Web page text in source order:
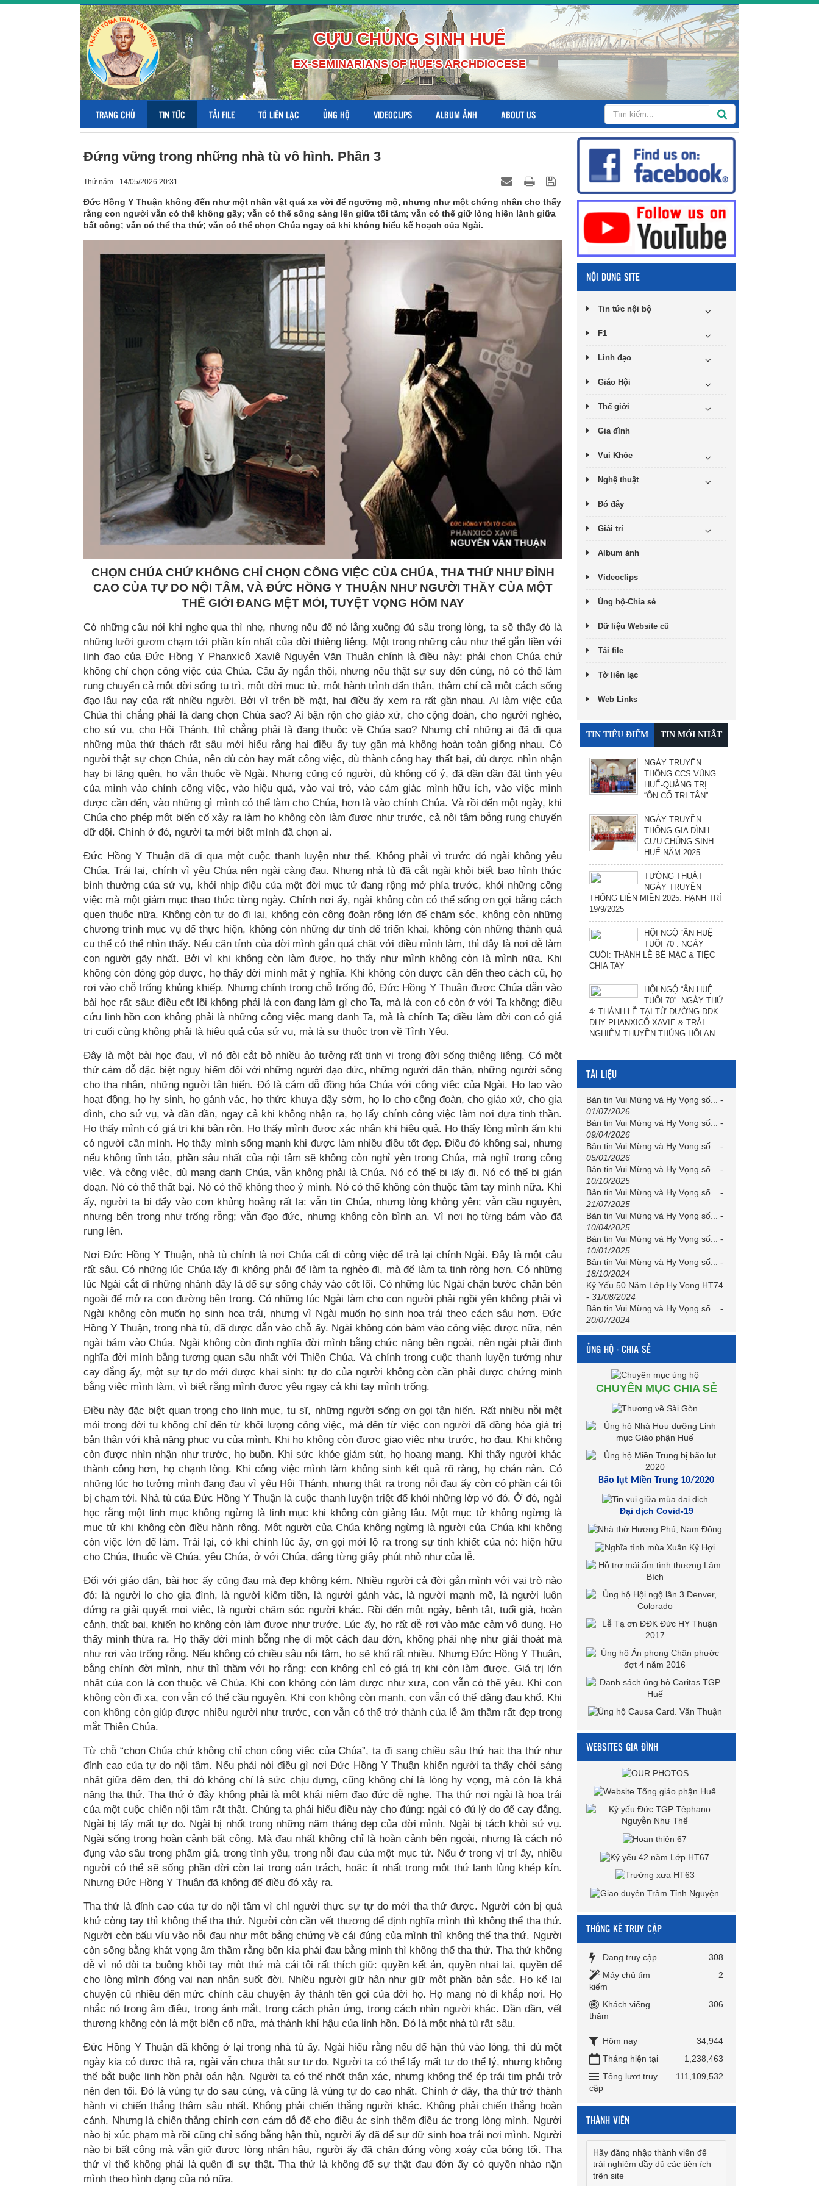
CỰU CHỦNG SINH HUẾ
EX-SEMINARIANS OF HUE'S ARCHDIOCESE
TRANG CHỦ TIN TỨC TẢI FILE TỜ LIÊN LẠC ỦNG HỘ VIDEOCLIPS ALBUM ẢNH ABOUT US
Đứng vững trong những nhà tù vô hình. Phần 3
Thứ năm - 14/05/2026 20:31
Đức Hồng Y Thuận không đến như một nhân vật quá xa vời để ngưỡng mộ, nhưng như một chứng nhân cho thấy
rằng con người vẫn có thể không gãy; vẫn có thể sống sáng lên giữa tối tăm; vẫn có thể giữ lòng hiền lành giữa
bất công; vẫn có thể tha thứ; vẫn có thể chọn Chúa ngay cả khi không hiểu kế hoạch của Ngài.
CHỌN CHÚA CHỨ KHÔNG CHỈ CHỌN CÔNG VIỆC CỦA CHÚA, THA THỨ NHƯ ĐỈNH
CAO CỦA TỰ DO NỘI TÂM, VÀ ĐỨC HỒNG Y THUẬN NHƯ NGƯỜI THẦY CỦA MỘT
THẾ GIỚI ĐANG MỆT MỎI, TUYỆT VỌNG HÔM NAY
Có những câu nói khi nghe qua thì nhẹ, nhưng nếu để nó lắng xuống đủ sâu trong lòng, ta sẽ thấy đó là
những lưỡi gươm chạm tới phần kín nhất của đời thiêng liêng. Một trong những câu như thế gắn liền với
linh đạo của Đức Hồng Y Phanxicô Xaviê Nguyễn Văn Thuận chính là điều này: phải chọn Chúa chứ
không chỉ chọn công việc của Chúa. Câu ấy ngắn thôi, nhưng nếu thật sự suy đến cùng, nó có thể làm
rung chuyển cả một đời sống tu trì, một đời mục tử, một hành trình dấn thân, thậm chí cả một cách sống
đạo lâu nay của rất nhiều người. Bởi vì trên bề mặt, hai điều ấy xem ra rất gần nhau. Ai làm việc của
Chúa thì chẳng phải là đang chọn Chúa sao? Ai bận rộn cho giáo xứ, cho cộng đoàn, cho người nghèo,
cho sứ vụ, cho Hội Thánh, thì chẳng phải là đang thuộc về Chúa sao? Nhưng chỉ những ai đã đi qua
những mùa thử thách rất sâu mới hiểu rằng hai điều ấy tuy gần mà không hoàn toàn giống nhau. Có
người thật sự chọn Chúa, nên dù còn hay mất công việc, dù thành công hay thất bại, dù được nhìn nhận
hay bị lãng quên, họ vẫn thuộc về Ngài. Nhưng cũng có người, dù không cố ý, đã dần dần đặt tình yêu
của mình vào chính công việc, vào hiệu quả, vào vai trò, vào cảm giác mình hữu ích, vào việc mình
được cần đến, vào những gì mình có thể làm cho Chúa, hơn là vào chính Chúa. Và rồi đến một ngày, khi
Chúa cho phép một biến cố xảy ra làm họ không còn làm được như trước, cả nội tâm bỗng rung chuyển
dữ dội. Chính ở đó, người ta mới biết mình đã chọn ai.
Đức Hồng Y Thuận đã đi qua một cuộc thanh luyện như thế. Không phải vì trước đó ngài không yêu
Chúa. Trái lại, chính vì yêu Chúa nên ngài càng đau. Nhưng nhà tù đã cắt ngài khỏi biết bao hình thức
bình thường của sứ vụ, khỏi nhịp điệu của một đời mục tử đang rộng mở phía trước, khỏi những công
việc mà một giám mục thao thức từng ngày. Chính nơi ấy, ngài không còn có thể sống ơn gọi bằng cách
quen thuộc nữa. Không còn tự do đi lại, không còn cộng đoàn rộng lớn để chăm sóc, không còn những
chương trình mục vụ để thực hiện, không còn những dự tính để triển khai, không còn những thành quả
cụ thể có thể nhìn thấy. Nếu căn tính của đời mình gắn quá chặt với điều mình làm, thì đây là nơi dễ làm
con người gãy nhất. Bởi vì khi không còn làm được, họ thấy như mình không còn là mình nữa. Khi
không còn đóng góp được, họ thấy đời mình mất ý nghĩa. Khi không còn được cần đến theo cách cũ, họ
rơi vào chỗ trống khủng khiếp. Nhưng chính trong chỗ trống đó, Đức Hồng Y Thuận được Chúa dẫn vào
bài học rất sâu: điều cốt lõi không phải là con đang làm gì cho Ta, mà là con có còn ở với Ta không; điều
cứu linh hồn con không phải là những công việc mang danh Ta, mà là chính Ta; điều làm đời con có giá
trị cuối cùng không phải là hiệu quả của sứ vụ, mà là sự thuộc trọn về Tình Yêu.
Đây là một bài học đau, vì nó đòi cắt bỏ nhiều ảo tưởng rất tinh vi trong đời sống thiêng liêng. Có một
thứ cám dỗ đặc biệt nguy hiểm đối với những người đạo đức, những người dấn thân, những người sống
cho tha nhân, những người tận hiến. Đó là cám dỗ đồng hóa Chúa với công việc của Ngài. Họ lao vào
hoạt động, họ hy sinh, họ gánh vác, họ thức khuya dậy sớm, họ lo cho cộng đoàn, cho giáo xứ, cho gia
đình, cho sứ vụ, và dần dần, ngay cả khi không nhận ra, họ lấy chính công việc làm nơi dựa tinh thần.
Họ thấy mình có giá trị khi bận rộn. Họ thấy mình được xác nhận khi hiệu quả. Họ thấy lòng mình ấm khi
có người cần mình. Họ thấy mình sống mạnh khi được làm nhiều điều tốt đẹp. Điều đó không sai, nhưng
nếu không tỉnh táo, phần sâu nhất của nội tâm sẽ không còn nghỉ yên trong Chúa, mà nghỉ trong công
việc. Và công việc, dù mang danh Chúa, vẫn không phải là Chúa. Nó có thể bị lấy đi. Nó có thể bị gián
đoạn. Nó có thể thất bại. Nó có thể không theo ý mình. Nó có thể không còn thuộc tầm tay mình nữa. Khi
ấy, người ta bị đẩy vào cơn khủng hoảng rất lạ: vẫn tin Chúa, nhưng lòng không yên; vẫn cầu nguyện,
nhưng bên trong như trống rỗng; vẫn đạo đức, nhưng không còn bình an. Vì nơi họ từng bám vào đã
rung lên.
Nơi Đức Hồng Y Thuận, nhà tù chính là nơi Chúa cất đi công việc để trả lại chính Ngài. Đây là một câu
rất sâu. Có những lúc Chúa lấy đi không phải để làm ta nghèo đi, mà để làm ta tinh ròng hơn. Có những
lúc Ngài cắt đi những nhánh đầy lá để sự sống chảy vào cốt lõi. Có những lúc Ngài chặn bước chân bên
ngoài để mở ra con đường bên trong. Có những lúc Ngài làm cho con người phải ngồi yên không phải vì
Ngài không còn muốn họ sinh hoa trái, nhưng vì Ngài muốn họ sinh hoa trái theo cách sâu hơn. Đức
Hồng Y Thuận, trong nhà tù, đã được dẫn vào chỗ ấy. Ngài không còn bám vào công việc được nữa, nên
ngài bám vào Chúa. Ngài không còn định nghĩa đời mình bằng chức năng bên ngoài, nên ngài phải định
nghĩa đời mình bằng tương quan sâu nhất với Thiên Chúa. Và chính trong cuộc thanh luyện tưởng như
cay đắng ấy, một sự tự do mới được khai sinh: tự do của người không còn cần phải được chứng minh
bằng việc mình làm, vì biết rằng mình được yêu ngay cả khi tay mình trống.
Điều này đặc biệt quan trọng cho linh mục, tu sĩ, những người sống ơn gọi tận hiến. Rất nhiều nỗi mệt
mỏi trong đời tu không chỉ đến từ khối lượng công việc, mà đến từ việc con người đã đồng hóa giá trị
bản thân với khả năng phục vụ của mình. Khi họ không còn được giao việc như trước, họ đau. Khi không
còn được nhìn nhận như trước, họ buồn. Khi sức khỏe giảm sút, họ hoang mang. Khi thấy người khác
thành công hơn, họ chạnh lòng. Khi công việc mình làm không sinh kết quả rõ ràng, họ chán nản. Có
những lúc họ tưởng mình đang đau vì yêu Hội Thánh, nhưng thật ra trong nỗi đau ấy còn có phần cái tôi
bị chạm tới. Nhà tù của Đức Hồng Y Thuận là cuộc thanh luyện triệt để khỏi những lớp vỏ đó. Ở đó, ngài
học rằng một linh mục không ngừng là linh mục khi không còn giảng lâu. Một mục tử không ngừng là
mục tử khi không còn điều hành rộng. Một người của Chúa không ngừng là người của Chúa khi không
còn việc lớn để làm. Trái lại, có khi chính lúc ấy, ơn gọi mới lộ ra trong sự tinh khiết của nó: hiện hữu
cho Chúa, thuộc về Chúa, yêu Chúa, ở với Chúa, dâng từng giây phút nhỏ như của lễ.
Đối với giáo dân, bài học ấy cũng đau mà đẹp không kém. Nhiều người cả đời gắn mình với vai trò nào
đó: là người lo cho gia đình, là người kiếm tiền, là người gánh vác, là người mạnh mẽ, là người luôn
đứng ra giải quyết mọi việc, là người chăm sóc người khác. Rồi đến một ngày, bệnh tật, tuổi già, hoàn
cảnh, thất bại, khiến họ không còn làm được như trước. Lúc ấy, họ rất dễ rơi vào mặc cảm vô dụng. Họ
thấy mình thừa ra. Họ thấy đời mình bỗng nhẹ đi một cách đau đớn, không phải nhẹ như giải thoát mà
như rơi vào trống rỗng. Nếu không có chiều sâu nội tâm, họ sẽ khổ rất nhiều. Nhưng Đức Hồng Y Thuận,
bằng chính đời mình, như thì thầm với họ rằng: con không chỉ có giá trị khi còn làm được. Giá trị lớn
nhất của con là con thuộc về Chúa. Khi con không còn làm được như xưa, con vẫn có thể yêu. Khi con
không còn đi xa, con vẫn có thể cầu nguyện. Khi con không còn mạnh, con vẫn có thể dâng đau khổ. Khi
con không còn giúp được nhiều người như trước, con vẫn có thể trở thành của lễ âm thầm rất đẹp trong
mắt Thiên Chúa.
Từ chỗ “chọn Chúa chứ không chỉ chọn công việc của Chúa”, ta đi sang chiều sâu thứ hai: tha thứ như
đỉnh cao của tự do nội tâm. Nếu phải nói điều gì nơi Đức Hồng Y Thuận khiến người ta thấy chói sáng
nhất giữa đêm đen, thì đó không chỉ là sức chịu đựng, cũng không chỉ là lòng hy vọng, mà còn là khả
năng tha thứ. Tha thứ ở đây không phải là một khái niệm đạo đức dễ nghe. Tha thứ nơi ngài là hoa trái
của một cuộc chiến nội tâm rất thật. Chúng ta phải hiểu điều này cho đúng: ngài có đủ lý do để cay đắng.
Ngài bị lấy mất tự do. Ngài bị nhốt trong những năm tháng đẹp của đời mình. Ngài bị tách khỏi sứ vụ.
Ngài sống trong hoàn cảnh bất công. Mà đau nhất không chỉ là hoàn cảnh bên ngoài, nhưng là cách nó
đụng vào sâu trong phẩm giá, trong tình yêu, trong nỗi đau của một mục tử. Nếu ở trong vị trí ấy, nhiều
người có thể sẽ sống phần đời còn lại trong oán trách, hoặc ít nhất trong một thứ lạnh lùng khép kín.
Nhưng Đức Hồng Y Thuận đã không để điều đó xảy ra.
Tha thứ là đỉnh cao của tự do nội tâm vì chỉ người thực sự tự do mới tha thứ được. Người còn bị quá
khứ còng tay thì không thể tha thứ. Người còn cần vết thương để định nghĩa mình thì không thể tha thứ.
Người còn bấu víu vào nỗi đau như một bằng chứng về cái đúng của mình thì không thể tha thứ. Người
còn sống bằng khát vọng âm thầm rằng bên kia phải đau bằng mình thì không thể tha thứ. Tha thứ không
dễ vì nó đòi ta buông khỏi tay một thứ mà cái tôi rất thích giữ: quyền kết án, quyền nhai lại, quyền để
cho lòng mình đóng vai nạn nhân suốt đời. Nhiều người giữ hận như giữ một phần bản sắc. Họ kể lại
chuyện cũ nhiều đến mức chính câu chuyện ấy thành tên gọi của đời họ. Họ mang nó đi khắp nơi. Họ
nhắc nó trong âm điệu, trong ánh mắt, trong cách phản ứng, trong cách nhìn người khác. Dần dần, vết
thương không còn là một biến cố nữa, mà thành khí hậu của linh hồn. Đó là một nhà tù rất sâu.
Đức Hồng Y Thuận đã không ở lại trong nhà tù ấy. Ngài hiểu rằng nếu để hận thù vào lòng, thì dù một
ngày kia có được thả ra, ngài vẫn chưa thật sự tự do. Người ta có thể lấy mất tự do thể lý, nhưng không
thể bắt buộc linh hồn phải oán hận. Người ta có thể nhốt thân xác, nhưng không thể ép trái tim phải trở
nên đen tối. Đó là vùng tự do sau cùng, và cũng là vùng tự do cao nhất. Chính ở đây, tha thứ trở thành
hành vi chiến thắng thâm sâu nhất. Không phải chiến thắng người khác. Không phải chiến thắng hoàn
cảnh. Nhưng là chiến thắng chính cơn cám dỗ để cho điều ác sinh thêm điều ác trong lòng mình. Người
nào bị xúc phạm mà rồi cũng chỉ sống bằng hận thù, người ấy đã để sự dữ sinh hoa trái nơi mình. Người
nào bị bất công mà vẫn giữ được lòng nhân hậu, người ấy đã chặn đứng vòng xoáy của bóng tối. Tha
thứ vì thế không phải là quên đi sự thật. Tha thứ là không để sự thật đau đớn ấy có quyền nhào nặn
mình theo hình dạng của nó nữa.
NỘI DUNG SITE
Tin tức nội bộ
F1
Linh đạo
Giáo Hội
Thế giới
Gia đình
Vui Khỏe
Nghệ thuật
Đó đây
Giải trí
Album ảnh
Videoclips
Ủng hộ-Chia sẻ
Dữ liệu Website cũ
Tải file
Tờ liên lạc
Web Links
TIN TIÊU ĐIỂM TIN MỚI NHẤT
NGÀY TRUYỀN
THỐNG CCS VÙNG
HUẾ-QUẢNG TRỊ.
“ÔN CỐ TRI TÂN”
NGÀY TRUYỀN
THỐNG GIA ĐÌNH
CỰU CHỦNG SINH
HUẾ NĂM 2025
TƯỜNG THUẬT
NGÀY TRUYỀN
THỐNG LIÊN MIỀN 2025. HẠNH TRÍ
19/9/2025
HỘI NGỘ “ÂN HUỆ
TUỔI 70”. NGÀY
CUỐI: THÁNH LỄ BẾ MẠC & TIỆC
CHIA TAY
HỘI NGỘ “ÂN HUỆ
TUỔI 70”. NGÀY THỨ
4: THÁNH LỄ TẠI TỪ ĐƯỜNG ĐĐK
ĐHY PHANXICÔ XAVIE & TRẢI
NGHIỆM THUYỀN THÚNG HỘI AN
TÀI LIỆU
Bản tin Vui Mừng và Hy Vọng số...
-
01/07/2026
Bản tin Vui Mừng và Hy Vọng số...
-
09/04/2026
Bản tin Vui Mừng và Hy Vọng số...
-
05/01/2026
Bản tin Vui Mừng và Hy Vọng số...
-
10/10/2025
Bản tin Vui Mừng và Hy Vọng số...
-
21/07/2025
Bản tin Vui Mừng và Hy Vọng số...
-
10/04/2025
Bản tin Vui Mừng và Hy Vọng số...
-
10/01/2025
Bản tin Vui Mừng và Hy Vọng số...
-
18/10/2024
Kỷ Yếu 50 Năm Lớp Hy Vọng HT74
- 31/08/2024
Bản tin Vui Mừng và Hy Vọng số...
-
20/07/2024
ỦNG HỘ - CHIA SẺ
CHUYÊN MỤC CHIA SẺ
Bão lụt Miền Trung 10/2020
Đại dịch Covid-19
WEBSITES GIA ĐÌNH
THỐNG KÊ TRUY CẬP
Đang truy cập
308
Máy chủ tìm
kiếm
2
Khách viếng
thăm
306
Hôm nay
34,944
Tháng hiện tại
1,238,463
Tổng lượt truy
cập
111,109,532
THÀNH VIÊN
Hãy đăng nhập thành viên để
trải nghiệm đầy đủ các tiện ích
trên site